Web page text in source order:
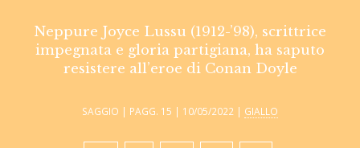
Neppure Joyce Lussu (1912-’98), scrittrice
impegnata e gloria partigiana, ha saputo
resistere all’eroe di Conan Doyle
SAGGIO | PAGG. 15 | 10/05/2022 | GIALLO